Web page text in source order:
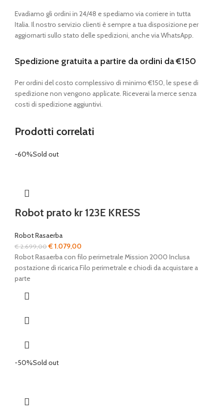
Evadiamo gli ordini in 24/48 e spediamo via corriere in tutta
Italia. Il nostro servizio clienti è sempre a tua disposizione per
aggiornarti sullo stato delle spedizioni, anche via WhatsApp.
Spedizione gratuita a partire da ordini da €150
Per ordini del costo complessivo di minimo €150, le spese di
spedizione non vengono applicate. Riceverai la merce senza
costi di spedizione aggiuntivi.
Prodotti correlati
-60%Sold out
Robot prato kr 123E KRESS
Robot Rasaerba
€2.699,00Il
prezzo
originale
€1.079,00
prezzo
attuale
Robot Rasaerba con filo perimetrale Mission 2000 Inclusa
postazione di ricarica Filo perimetrale e chiodi da acquistare a
parte
-50%Sold out